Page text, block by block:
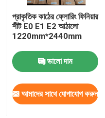
প্রাকৃতিক কাঠের ফ্লোরিং ফিনিয়ার
শীট E0 E1 E2 আঠালো
1220mm*2440mm
ভালো দাম
আমাদের সাথে যোগাযোগ করুন